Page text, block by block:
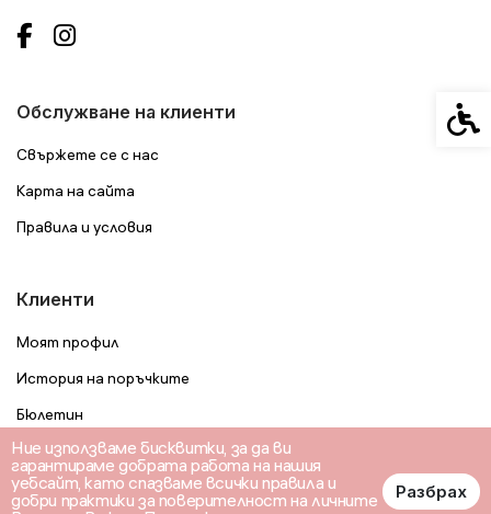
Ние използваме бисквитки, за да ви
гарантираме добрата работа на нашия
уебсайт, като спазваме всички правила и
добри практики за поверителност на личните
Разбрах
Обслужване на клиенти
Свържете се с нас
Карта на сайта
Правила и условия
Клиенти
Моят профил
История на поръчките
Бюлетин